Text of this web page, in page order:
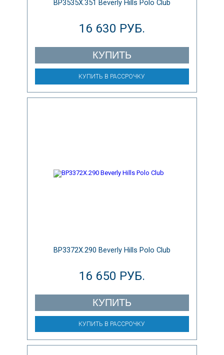
BP3535X.351 Beverly Hills Polo Club
16 630 РУБ.
КУПИТЬ
КУПИТЬ В РАССРОЧКУ
BP3372X.290 Beverly Hills Polo Club
16 650 РУБ.
КУПИТЬ
КУПИТЬ В РАССРОЧКУ